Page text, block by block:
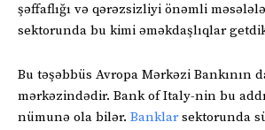
şəffaflığı və qərəzsizliyi önəmli
sektorunda bu kimi əməkdaşlıqlar
Bu təşəbbüs Avropa Mərkəzi Bankının
mərkəzindədir. Bank of Italy-nin bu
nümunə ola bilər. Banklarsektorunda